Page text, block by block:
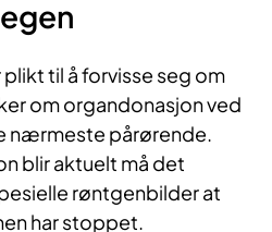
til å forvisse seg om
om organdonasjon ved
nærmeste pårørende.
blir aktuelt må det
røntgenbilder at
har stoppet.